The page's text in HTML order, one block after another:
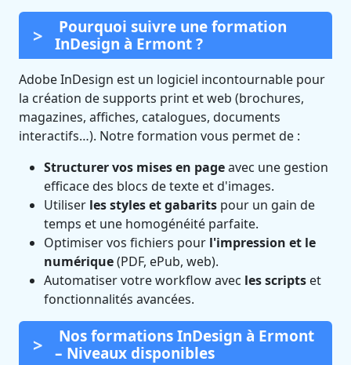
Pourquoi suivre une formation
InDesign à Ermont ?
Adobe InDesign est un logiciel incontournable pour
la création de supports print et web (brochures,
magazines, affiches, catalogues, documents
interactifs…). Notre formation vous permet de :
Structurer vos mises en pageavec une gestion
efficace des blocs de texte et d'images.
Utiliser les styles et gabarits pour un gain de
temps et une homogénéité parfaite.
Optimiser vos fichiers pour l'impression et le
numérique(PDF, ePub, web).
Automatiser votre workflow avec les scripts et
fonctionnalités avancées.
Nos formations InDesign à Ermont
– Niveaux disponibles